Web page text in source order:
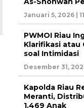
Januari 5, 2026 |
PWMOI Riau
Klarifikasi atau
soal Intimidasi
Desember 31,
Kapolda Riau
Meranti,
1.469 Anak